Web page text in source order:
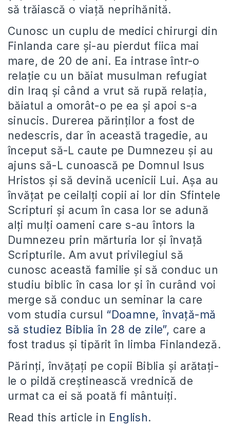
să trăiască o viață neprihănită.
Cunosc un cuplu de medici chirurgi din
Finlanda care și-au pierdut fiica mai
mare, de 20 de ani. Ea intrase într-o
relație cu un băiat musulman refugiat
din Iraq și când a vrut să rupă relația,
băiatul a omorât-o pe ea și apoi s-a
sinucis. Durerea părinților a fost de
nedescris, dar în această tragedie, au
început să-L caute pe Dumnezeu și au
ajuns să-L cunoască pe Domnul Isus
Hristos și să devină ucenicii Lui. Așa au
învățat pe ceilalți copii ai lor din Sfintele
Scripturi și acum în casa lor se adună
alți mulți oameni care s-au întors la
Dumnezeu prin mărturia lor și învață
Scripturile. Am avut privilegiul să
cunosc această familie și să conduc un
studiu biblic în casa lor și în curând voi
merge să conduc un seminar la care
vom studia cursul “Doamne, învață-mă
să studiez Biblia în 28 de zile”, care a
fost tradus și tipărit în limba Finlandeză.
Părinți, învățați pe copii Biblia și arătați-
le o pildă creștinească vrednică de
urmat ca ei să poată fi mântuiți.
Read this article in English.